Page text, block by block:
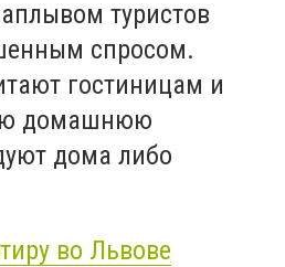
туристов
спросом.
гостиницам и
домашнюю
дома либо
во Львове